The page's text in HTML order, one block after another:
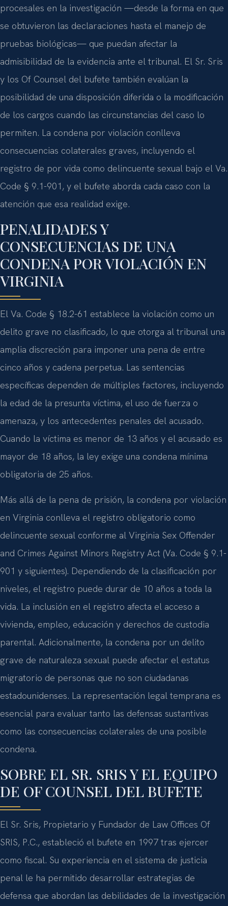
procesales en la investigación —desde la forma en que
se obtuvieron las declaraciones hasta el manejo de
pruebas biológicas— que puedan afectar la
admisibilidad de la evidencia ante el tribunal. El Sr. Sris
y los Of Counsel del bufete también evalúan la
posibilidad de una disposición diferida o la modificación
de los cargos cuando las circunstancias del caso lo
permiten. La condena por violación conlleva
consecuencias colaterales graves, incluyendo el
registro de por vida como delincuente sexual bajo el Va.
Code § 9.1-901, y el bufete aborda cada caso con la
atención que esa realidad exige.
PENALIDADES Y
CONSECUENCIAS DE UNA
CONDENA POR VIOLACIÓN EN
VIRGINIA
El Va. Code § 18.2-61 establece la violación como un
delito grave no clasificado, lo que otorga al tribunal una
amplia discreción para imponer una pena de entre
cinco años y cadena perpetua. Las sentencias
específicas dependen de múltiples factores, incluyendo
la edad de la presunta víctima, el uso de fuerza o
amenaza, y los antecedentes penales del acusado.
Cuando la víctima es menor de 13 años y el acusado es
mayor de 18 años, la ley exige una condena mínima
obligatoria de 25 años.
Más allá de la pena de prisión, la condena por violación
en Virginia conlleva el registro obligatorio como
delincuente sexual conforme al Virginia Sex Offender
and Crimes Against Minors Registry Act (Va. Code § 9.1-
901 y siguientes). Dependiendo de la clasificación por
niveles, el registro puede durar de 10 años a toda la
vida. La inclusión en el registro afecta el acceso a
vivienda, empleo, educación y derechos de custodia
parental. Adicionalmente, la condena por un delito
grave de naturaleza sexual puede afectar el estatus
migratorio de personas que no son ciudadanas
estadounidenses. La representación legal temprana es
esencial para evaluar tanto las defensas sustantivas
como las consecuencias colaterales de una posible
condena.
SOBRE EL SR. SRIS Y EL EQUIPO
DE OF COUNSEL DEL BUFETE
El Sr. Sris, Propietario y Fundador de Law Offices Of
SRIS, P.C., estableció el bufete en 1997 tras ejercer
como fiscal. Su experiencia en el sistema de justicia
penal le ha permitido desarrollar estrategias de
defensa que abordan las debilidades de la investigación